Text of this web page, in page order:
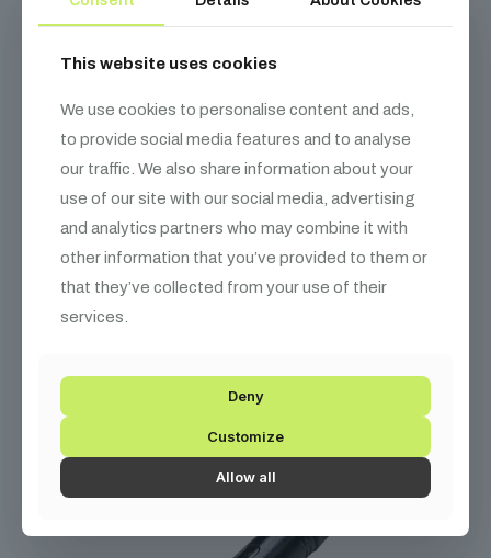
Kapcsolódótermékek
This website uses cookies
We use cookies to personalise content and ads,
to provide social media features and to analyse
our traffic. We also share information about your
use of our site with our social media, advertising
and analytics partners who may combine it with
other information that you’ve provided to them or
that they’ve collected from your use of their
services.
Deny
Customize
Allow all